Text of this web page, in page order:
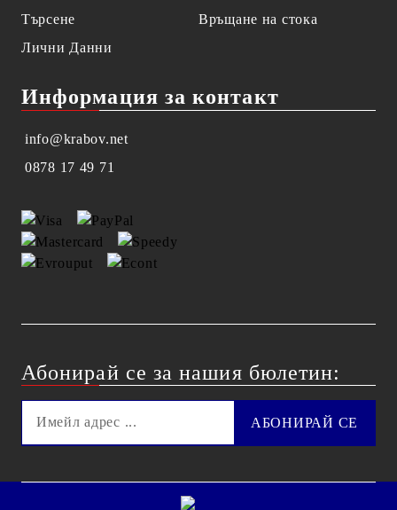
Търсене
Лични Данни
Връщане на стока
Информация за контакт
info@krabov.net
0878 17 49 71
Абонирай се за нашия бюлетин: